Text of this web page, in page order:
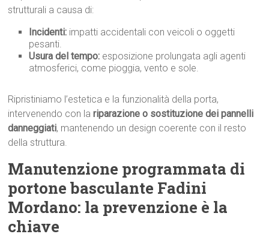
strutturali a causa di:
Incidenti: impatti accidentali con veicoli o oggetti
pesanti.
Usura del tempo: esposizione prolungata agli agenti
atmosferici, come pioggia, vento e sole.
Ripristiniamo l’estetica e la funzionalità della porta,
intervenendo con lariparazione o sostituzione dei pannelli
danneggiati, mantenendo un design coerente con il resto
della struttura.
Manutenzione programmata di
portone basculante Fadini
Mordano: la prevenzione è la
chiave